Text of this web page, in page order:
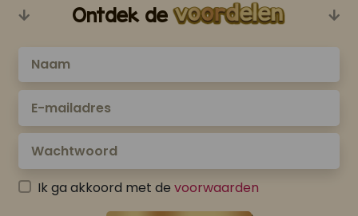
Ontdek de
Ik ga akkoord met de voorwaarden